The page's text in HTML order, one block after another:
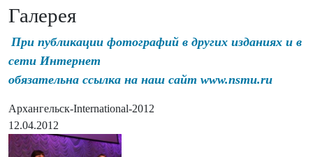
Галерея
При публикации фотографий в других изданиях и в
сети Интернет
обязательна ссылка на наш сайт www.nsmu.ru
Архангельск-International-2012
12.04.2012